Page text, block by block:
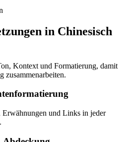
in Chinesisch
Kontext und Formatierung, damit
zusammenarbeiten.
und Links in jeder